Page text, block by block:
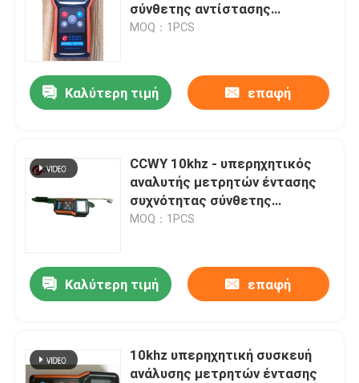
σύνθετης αντίστασης
μετατροπέων/συσκευή
MOQ：1PCS
Καλύτερη τιμή επαφή
CCWY 10khz - υπερηχητικός
αναλυτής μετρητών έντασης
συχνότητας σύνθετης
αντίστασης 1mhz
MOQ：1PCS
Καλύτερη τιμή επαφή
10khz υπερηχητική συσκευή
ανάλυσης μετρητών έντασης